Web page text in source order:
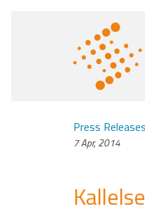
Press Releases
7 Apr, 2014